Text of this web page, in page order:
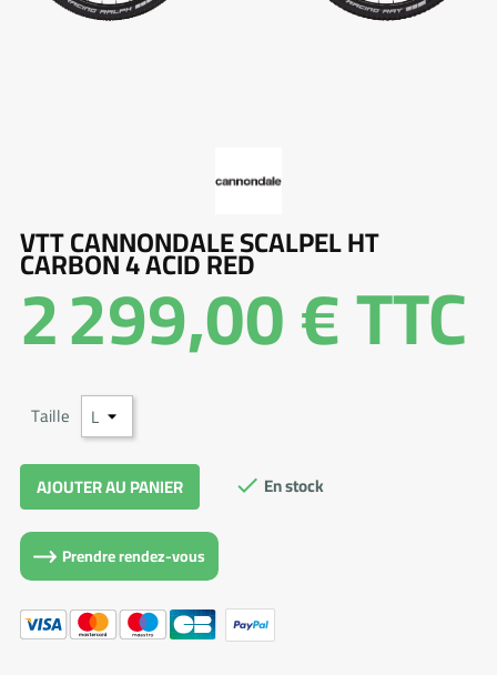
VTT CANNONDALE SCALPEL HT
CARBON 4 ACID RED
2 299,00 €TTC
Taille
AJOUTER AU PANIER  En stock
Prendre rendez-vous